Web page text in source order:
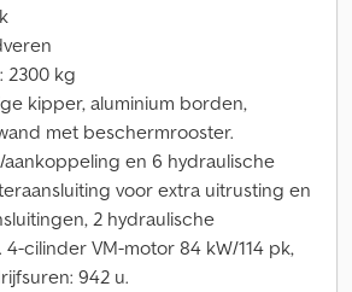
2300 kg
kipper, aluminium borden,
met beschermrooster.
en 6 hydraulische
voor extra uitrusting en
2 hydraulische
4-cilinder VM-motor 84 kW/114 pk,
942 u.